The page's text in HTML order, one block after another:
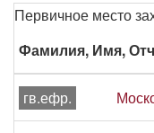
Первичное место
Фамилия, Имя,
гв.ефр.